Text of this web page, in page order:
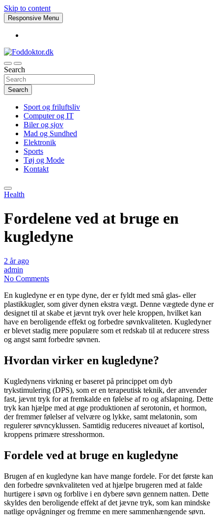
Skip to content
Responsive Menu
Foddoktor.dk
Search
Search
Sport og friluftsliv
Computer og IT
Biler og sjov
Mad og Sundhed
Elektronik
Sports
Tøj og Mode
Kontakt
Health
Fordelene ved at bruge en
kugledyne
2 år ago
admin
No Comments
En kugledyne er en type dyne, der er fyldt med små glas- eller
plastikkugler, som giver dynen ekstra vægt. Denne vægtede dyne er
designet til at skabe et jævnt tryk over hele kroppen, hvilket kan
have en beroligende effekt og forbedre søvnkvaliteten. Kugledyner
er blevet stadig mere populære som et redskab til at reducere stress
og angst samt forbedre søvnen.
Hvordan virker en kugledyne?
Kugledynens virkning er baseret på princippet om dyb
trykstimulering (DPS), som er en terapeutisk teknik, der anvender
fast, jævnt tryk for at fremkalde en følelse af ro og afslapning. Dette
tryk kan hjælpe med at øge produktionen af serotonin, et hormon,
der fremmer følelser af velvære og lykke, samt melatonin, som
regulerer søvncyklussen. Samtidig reduceres niveauet af kortisol,
kroppens primære stresshormon.
Fordele ved at bruge en kugledyne
Brugen af en kugledyne kan have mange fordele. For det første kan
den forbedre søvnkvaliteten ved at hjælpe brugeren med at falde
hurtigere i søvn og forblive i en dybere søvn gennem natten. Dette
skyldes den beroligende effekt af det jævne tryk, som kan mindske
natlige opvågninger og fremme en mere sammenhængende søvn.